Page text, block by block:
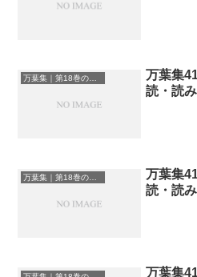
万葉集｜第18巻の和歌一覧
万葉集
読・読
万葉集｜第18巻の和歌一覧
万葉集
読・読
万葉集